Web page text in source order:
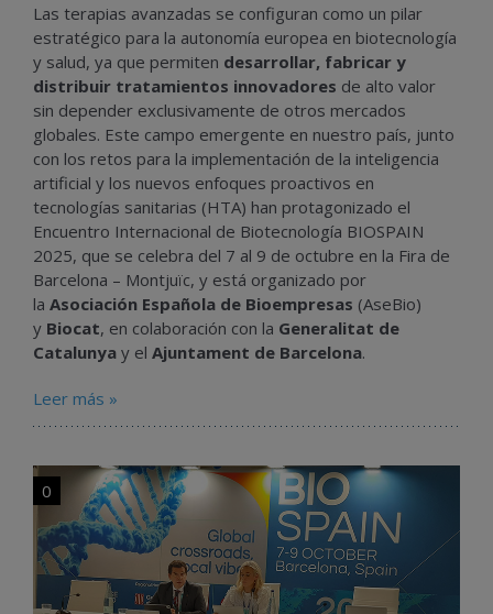
Las terapias avanzadas se configuran como un pilar
estratégico para la autonomía europea en biotecnología
y salud, ya que permiten desarrollar, fabricar y
distribuir tratamientos innovadores de alto valor
sin depender exclusivamente de otros mercados
globales. Este campo emergente en nuestro país, junto
con los retos para la implementación de la inteligencia
artificial y los nuevos enfoques proactivos en
tecnologías sanitarias (HTA) han protagonizado el
Encuentro Internacional de Biotecnología BIOSPAIN
2025, que se celebra del 7 al 9 de octubre en la Fira de
Barcelona – Montjuïc, y está organizado por
la Asociación Española de Bioempresas (AseBio)
y Biocat, en colaboración con la Generalitat de
Catalunya y el Ajuntament de Barcelona.
Leer más »
0